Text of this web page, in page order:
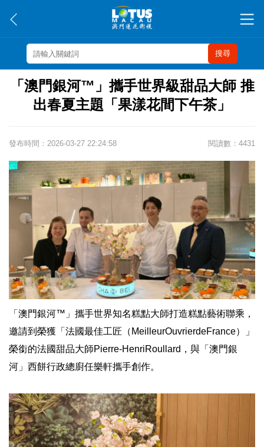
搜尋
「澳門銀河™」攜手世界級甜品大師 推
出春夏主題「果漾花間下午茶」
發布時間：2026-03-27 22:24:58 閱讀數：4431
「澳門銀河™」攜手世界知名糕點大師打造糕點藝術聯乘，
邀請到榮獲「法國最佳工匠（MeilleurOuvrierdeFrance）」
榮銜的法國甜品大師Pierre-HenriRoullard，與「澳門銀
河」西餅行政總廚任樂軒攜手創作。